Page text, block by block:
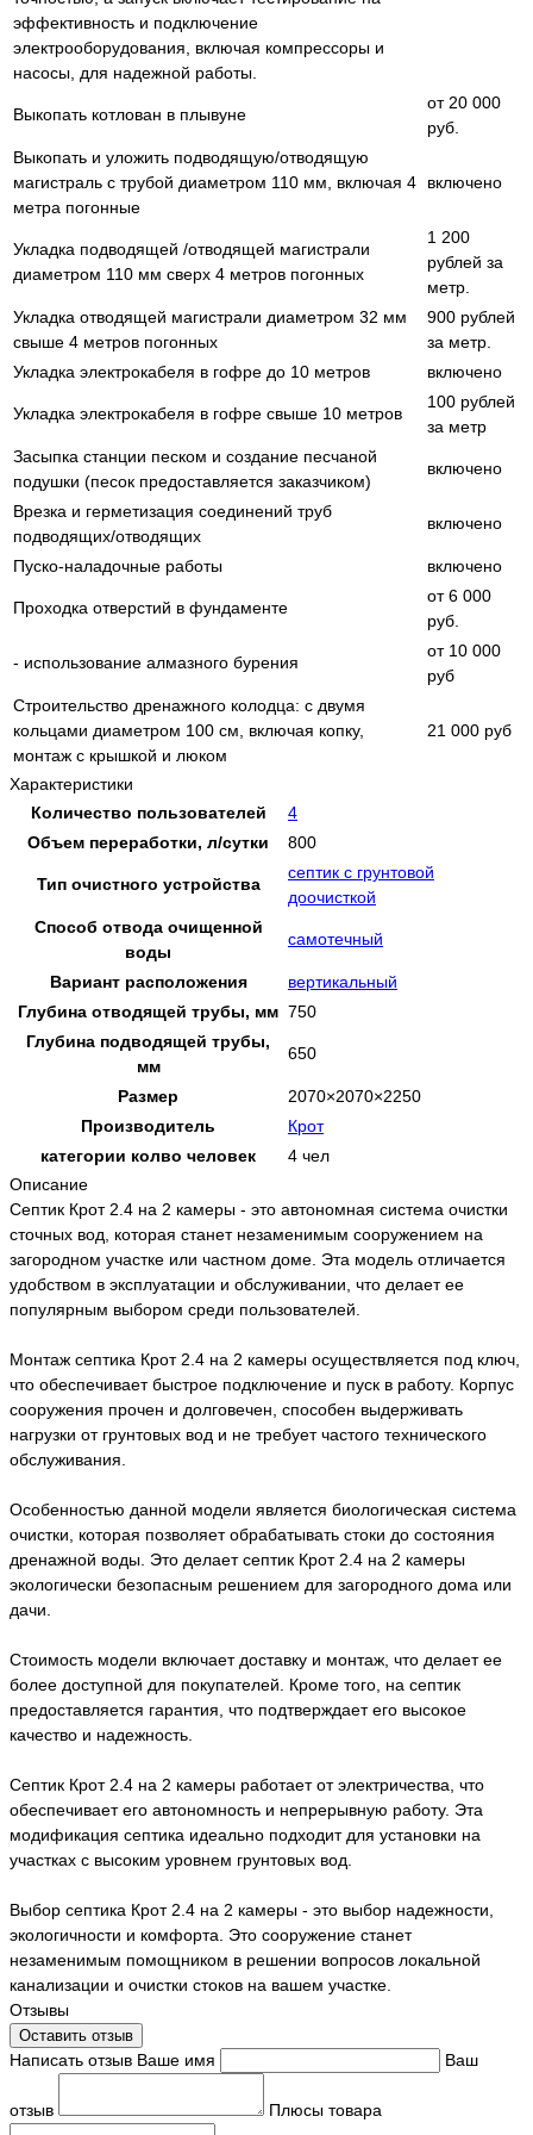
эффективность и подключение
электрооборудования, включая компрессоры и
насосы, для надежной работы.
Выкопать котлован в плывуне
от 20 000
руб.
Выкопать и уложить подводящую/отводящую
магистраль с трубой диаметром 110 мм, включая 4
метра погонные
включено
Укладка подводящей /отводящей магистрали
диаметром 110 мм сверх 4 метров погонных
1 200
рублей за
метр.
Укладка отводящей магистрали диаметром 32 мм
свыше 4 метров погонных
900 рублей
за метр.
Укладка электрокабеля в гофре до 10 метров
включено
Укладка электрокабеля в гофре свыше 10 метров
100 рублей
за метр
Засыпка станции песком и создание песчаной
подушки (песок предоставляется заказчиком)
включено
Врезка и герметизация соединений труб
подводящих/отводящих
включено
Пуско-наладочные работы включено
Проходка отверстий в фундаменте
от 6 000
руб.
- использование алмазного бурения
от 10 000
руб
Строительство дренажного колодца: с двумя
кольцами диаметром 100 см, включая копку,
монтаж с крышкой и люком
21 000 руб
Характеристики
Количество пользователей
4
Объем переработки, л/сутки
800
Тип очистного устройства
септик с грунтовой
доочисткой
Способ отвода очищенной
воды
самотечный
Вариант расположения
вертикальный
Глубина отводящей трубы, мм 750
Глубина подводящей трубы,
мм
650
Размер
2070×2070×2250
Производитель
Крот
категории колво человек
4 чел
Описание
Септик Крот 2.4 на 2 камеры - это автономная система очистки
сточных вод, которая станет незаменимым сооружением на
загородном участке или частном доме. Эта модель отличается
удобством в эксплуатации и обслуживании, что делает ее
популярным выбором среди пользователей.
Монтаж септика Крот 2.4 на 2 камеры осуществляется под ключ,
что обеспечивает быстрое подключение и пуск в работу. Корпус
сооружения прочен и долговечен, способен выдерживать
нагрузки от грунтовых вод и не требует частого технического
обслуживания.
Особенностью данной модели является биологическая система
очистки, которая позволяет обрабатывать стоки до состояния
дренажной воды. Это делает септик Крот 2.4 на 2 камеры
экологически безопасным решением для загородного дома или
дачи.
Стоимость модели включает доставку и монтаж, что делает ее
более доступной для покупателей. Кроме того, на септик
предоставляется гарантия, что подтверждает его высокое
качество и надежность.
Септик Крот 2.4 на 2 камеры работает от электричества, что
обеспечивает его автономность и непрерывную работу. Эта
модификация септика идеально подходит для установки на
участках с высоким уровнем грунтовых вод.
Выбор септика Крот 2.4 на 2 камеры - это выбор надежности,
экологичности и комфорта. Это сооружение станет
незаменимым помощником в решении вопросов локальной
канализации и очистки стоков на вашем участке.
Отзывы
Оставить отзыв
Написать отзыв Ваше имя Ваш
отзыв Плюсы товара